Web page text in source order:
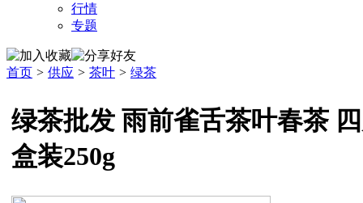
行情
专题
首页 > 供应 > 茶叶 > 绿茶
绿茶批发 雨前雀舌茶叶春茶
盒装250g